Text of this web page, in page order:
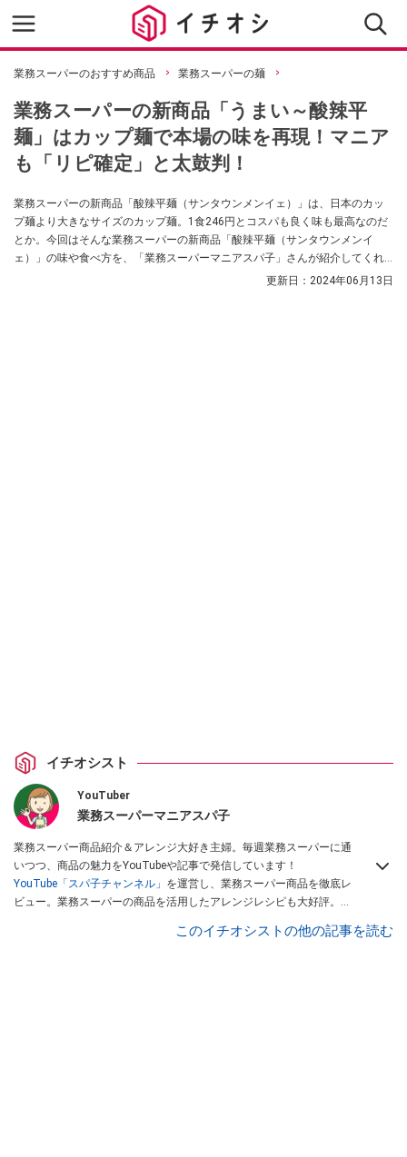
業務スーパーのおすすめ商品 業務スーパーの麺
業務スーパーの新商品「うまい～酸辣平
麺」はカップ麺で本場の味を再現！マニア
も「リピ確定」と太鼓判！
業務スーパーの新商品「酸辣平麺（サンタウンメンイェ）」は、日本のカッ
プ麺より大きなサイズのカップ麺。1食246円とコスパも良く味も最高なのだ
とか。今回はそんな業務スーパーの新商品「酸辣平麺（サンタウンメンイ
ェ）」の味や食べ方を、「業務スーパーマニアスパ子」さんが紹介してくれ
更新日： 2024年06月13日
イチオシスト
YouTuber
業務スーパーマニアスパ子
業務スーパー商品紹介＆アレンジ大好き主婦。毎週業務スーパーに通
いつつ、商品の魅力をYouTubeや記事で発信しています！
YouTube「スパ子チャンネル」 を運営し、業務スーパー商品を徹底レ
ビュー。業務スーパーの商品を活用したアレンジレシピも大好評。時
このイチオシストの他の記事を読む